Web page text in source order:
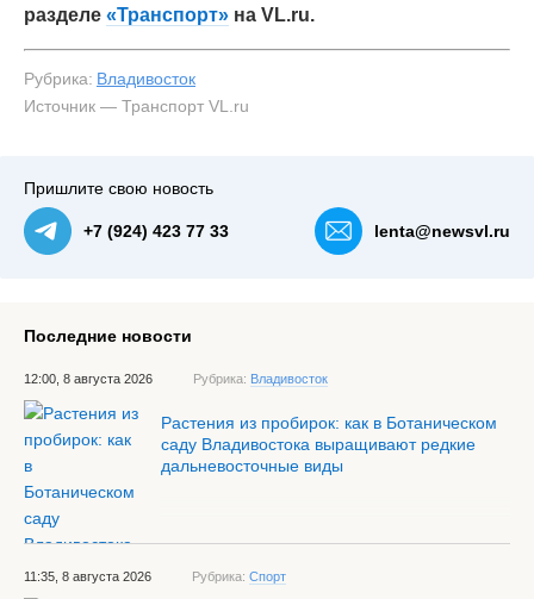
разделе «Транспорт» на VL.ru.
Рубрика: Владивосток
Источник — Транспорт VL.ru
Пришлите свою новость
+7 (924) 423 77 33 lenta@newsvl.ru
Последние новости
12:00, 8 августа 2026 Рубрика: Владивосток
Растения из пробирок: как в Ботаническом
саду Владивостока выращивают редкие
дальневосточные виды
11:35, 8 августа 2026 Рубрика: Спорт